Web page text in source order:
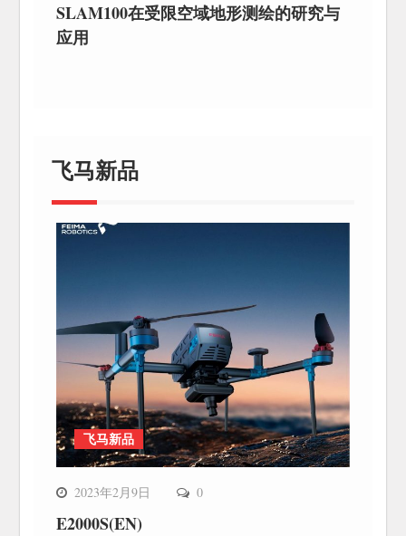
SLAM100在受限空域地形测绘的研究与
应用
飞马新品
飞马新品
2023年2月9日 0
E2000S(EN)